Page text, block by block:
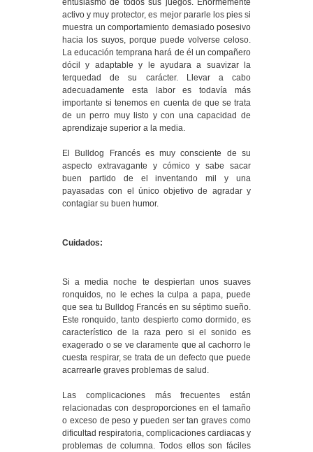
entusiasmo de todos sus juegos. Enormemente
activo y muy protector, es mejor pararle los pies si
muestra un comportamiento demasiado posesivo
hacia los suyos, porque puede volverse celoso.
La educación temprana hará de él un compañero
dócil y adaptable y le ayudara a suavizar la
terquedad de su carácter. Llevar a cabo
adecuadamente esta labor es todavía más
importante si tenemos en cuenta de que se trata
de un perro muy listo y con una capacidad de
aprendizaje superior a la media.
El Bulldog Francés es muy consciente de su
aspecto extravagante y cómico y sabe sacar
buen partido de el inventando mil y una
payasadas con el único objetivo de agradar y
contagiar su buen humor.
Cuidados:
Si a media noche te despiertan unos suaves
ronquidos, no le eches la culpa a papa, puede
que sea tu Bulldog Francés en su séptimo sueño.
Este ronquido, tanto despierto como dormido, es
característico de la raza pero si el sonido es
exagerado o se ve claramente que al cachorro le
cuesta respirar, se trata de un defecto que puede
acarrearle graves problemas de salud.
Las complicaciones más frecuentes están
relacionadas con desproporciones en el tamaño
o exceso de peso y pueden ser tan graves como
dificultad respiratoria, complicaciones cardiacas y
problemas de columna. Todos ellos son fáciles